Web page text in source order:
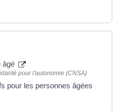
âgé
pour l'autonomie (CNSA)
pour les personnes âgées